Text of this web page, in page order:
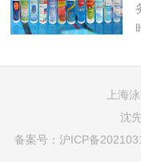
上海
沈
备案号：沪ICP备